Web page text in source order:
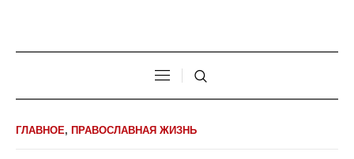
ГЛАВНОЕ, ПРАВОСЛАВНАЯ ЖИЗНЬ